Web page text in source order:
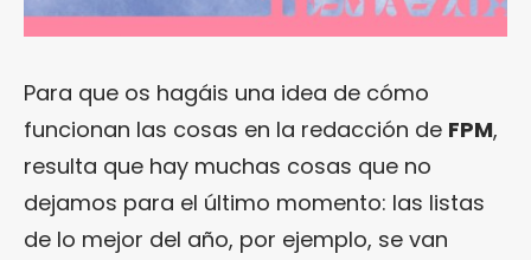
Para que os hagáis una idea de cómo
funcionan las cosas en la redacción de FPM,
resulta que hay muchas cosas que no
dejamos para el último momento: las listas
de lo mejor del año, por ejemplo, se van